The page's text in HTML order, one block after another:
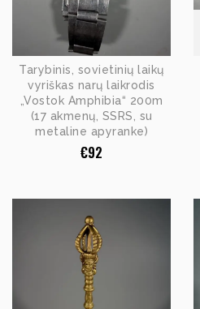
Tarybinis, sovietinių laikų
vyriškas narų laikrodis
„Vostok Amphibia“ 200m
(17 akmenų, SSRS, su
metaline apyranke)
€92